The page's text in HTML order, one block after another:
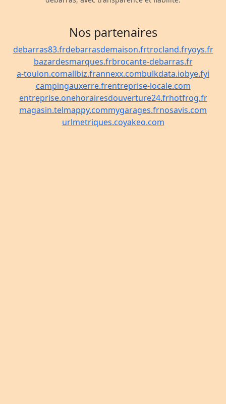
Nos partenaires
debarras83.frdebarrasdemaison.frtrocland.fryoys.fr
bazardesmarques.frbrocante-debarras.fr
a-toulon.comallbiz.frannexx.combulkdata.iobye.fyi
campingauxerre.frentreprise-locale.com
entreprise.onehorairesdouverture24.frhotfrog.fr
magasin.telmappy.commygarages.frnosavis.com
urlmetriques.coyakeo.com